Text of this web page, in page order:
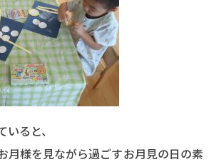
ると、
月様を見ながら過ごすお月見の日の素